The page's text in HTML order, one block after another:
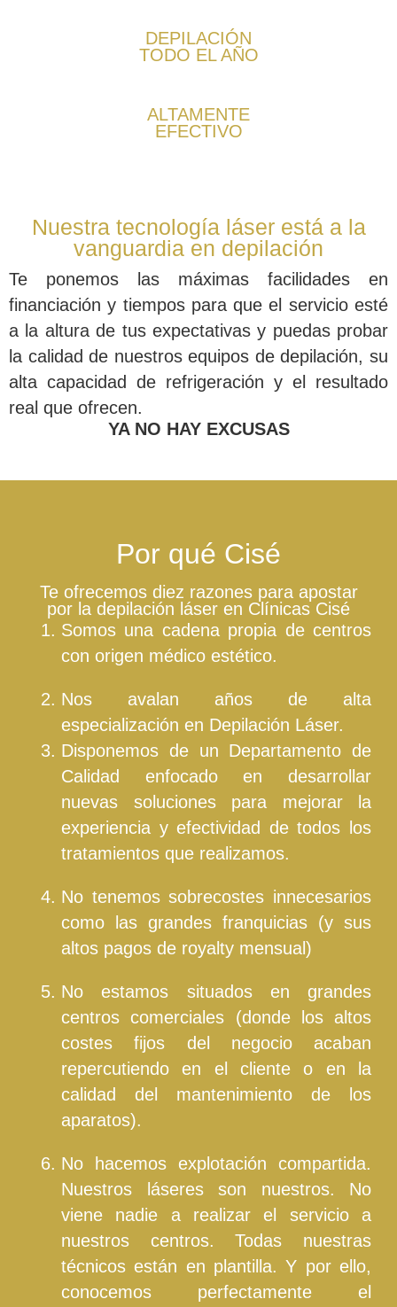
DEPILACIÓN
TODO EL AÑO
ALTAMENTE
EFECTIVO
Nuestra tecnología láser está a la
vanguardia en depilación
Te ponemos las máximas facilidades en
financiación y tiempos para que el servicio esté
a la altura de tus expectativas y puedas probar
la calidad de nuestros equipos de depilación, su
alta capacidad de refrigeración y el resultado
real que ofrecen.
YA NO HAY EXCUSAS
Por qué Cisé
Te ofrecemos diez razones para apostar
por la depilación láser en Clínicas Cisé
Somos una cadena propia de centros
con origen médico estético.
Nos avalan años de alta
especialización en Depilación Láser.
Disponemos de un Departamento de
Calidad enfocado en desarrollar
nuevas soluciones para mejorar la
experiencia y efectividad de todos los
tratamientos que realizamos.
No tenemos sobrecostes innecesarios
como las grandes franquicias (y sus
altos pagos de royalty mensual)
No estamos situados en grandes
centros comerciales (donde los altos
costes fijos del negocio acaban
repercutiendo en el cliente o en la
calidad del mantenimiento de los
aparatos).
No hacemos explotación compartida.
Nuestros láseres son nuestros. No
viene nadie a realizar el servicio a
nuestros centros. Todas nuestras
técnicos están en plantilla. Y por ello,
conocemos perfectamente el